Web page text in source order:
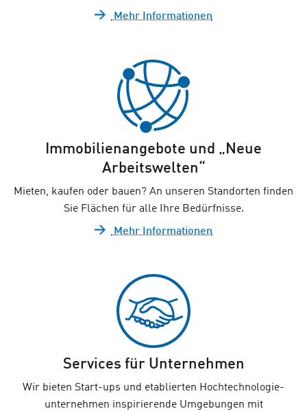
Mehr Informationen
Immobilienangebote und „Neue
Arbeitswelten“
Mieten, kaufen oder bauen? An unseren Standorten finden
Sie Flächen für alle Ihre Bedürfnisse.
Mehr Informationen
Services für Unternehmen
Wir bieten Start-ups und etablierten Hochtechnologie­
unternehmen inspirierende Umgebungen mit